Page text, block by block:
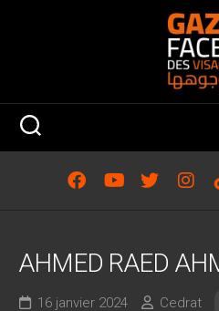
AHMED RAED
16 janvier 2024 Cedrat